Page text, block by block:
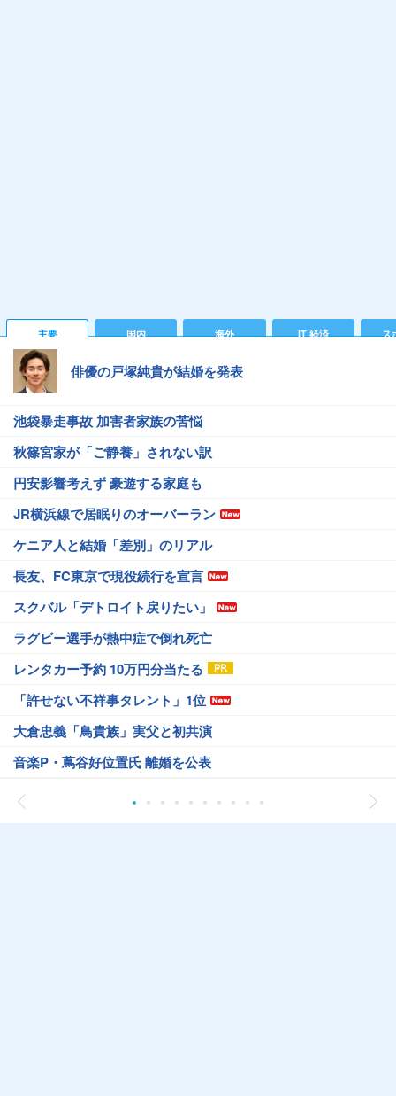
主要 国内 海外 IT 経済 ス
俳優の戸塚純貴が結婚を発表
池袋暴走事故 加害者家族の苦悩
秋篠宮家が「ご静養」されない訳
円安影響考えず 豪遊する家庭も
JR横浜線で居眠りのオーバーラン
ケニア人と結婚「差別」のリアル
長友、FC東京で現役続行を宣言
スクバル「デトロイト戻りたい」
ラグビー選手が熱中症で倒れ死亡
レンタカー予約 10万円分当たる
「許せない不祥事タレント」1位
大倉忠義「鳥貴族」実父と初共演
音楽P・蔦谷好位置氏 離婚を公表